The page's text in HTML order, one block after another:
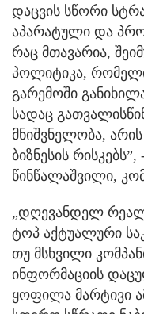
დაცვის სწორი
აპარატული და
რაც მთავარია,
პოლიტიკა,
გარემოში
სადაც
მნიშვნელობა,
ბიზნესის
წინწალაშვილი,
„დღევანდელ
ტოპ აქტუალური
თუ მსხვილი
ინფორმაციის
ყოფილა მარტივი